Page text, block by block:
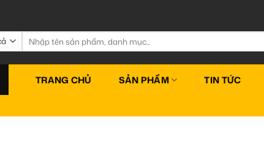
Tìm
kiếm:
TRANG CHỦ SẢN PHẨM TIN TỨC